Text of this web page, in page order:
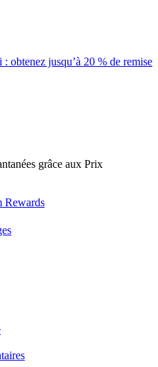
obtenez jusqu’à 20 % de remise
grâce aux Prix
Rewards